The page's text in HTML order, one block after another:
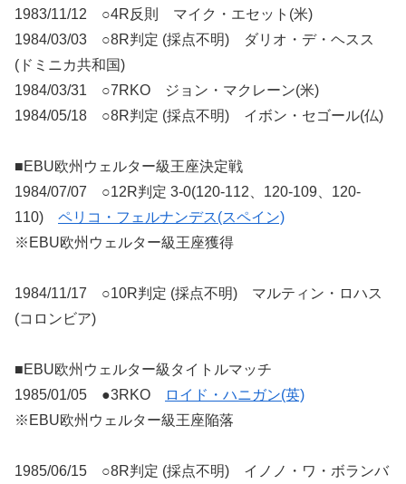
1983/11/12 ○4R反則 マイク・エセット(米)
1984/03/03 ○8R判定 (採点不明) ダリオ・デ・ヘスス
(ドミニカ共和国)
1984/03/31 ○7RKO ジョン・マクレーン(米)
1984/05/18 ○8R判定 (採点不明) イボン・セゴール(仏)
■EBU欧州ウェルター級王座決定戦
1984/07/07 ○12R判定 3-0(120-112、120-109、120-
110) ペリコ・フェルナンデス(スペイン)
※EBU欧州ウェルター級王座獲得
1984/11/17 ○10R判定 (採点不明) マルティン・ロハス
(コロンビア)
■EBU欧州ウェルター級タイトルマッチ
1985/01/05 ●3RKO
ロイド・ハニガン(英)
※EBU欧州ウェルター級王座陥落
1985/06/15 ○8R判定 (採点不明) イノノ・ワ・ボランバ